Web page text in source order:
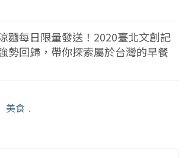
麵每日限量發送！2020臺北文創記
勢回歸，帶你探索屬於台灣的早餐
美食 ﹒